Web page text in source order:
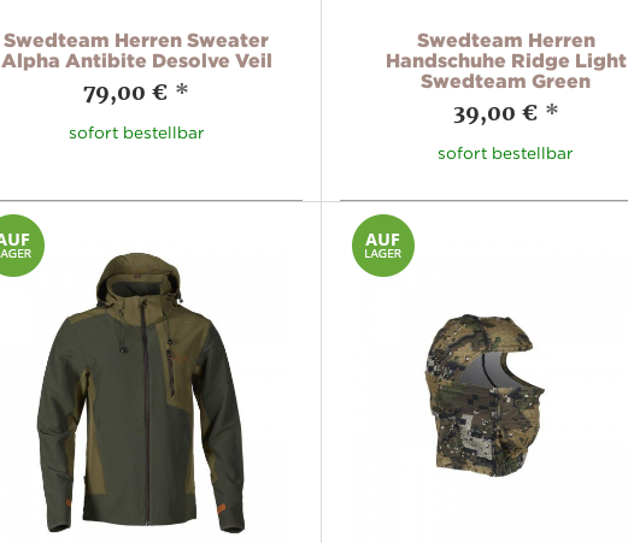
Swedteam Herren Sweater
Alpha Antibite Desolve Veil
79,00 € *
sofort bestellbar
Swedteam Herren
Handschuhe Ridge Light
Swedteam Green
39,00 € *
sofort bestellbar